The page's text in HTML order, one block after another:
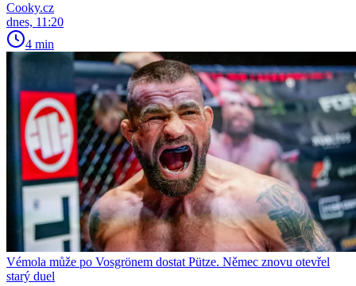
Cooky.cz
dnes, 11:20
4 min
Vémola může po Vosgrönem dostat Pütze. Němec znovu otevřel
starý duel